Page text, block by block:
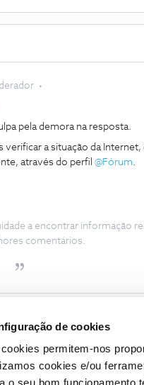
de cookies
permitem-nos
cookies e/ou
pela demora na resposta.
verificar a situação da
através do perfil @Fórum.
a encontrar informação
comentários.